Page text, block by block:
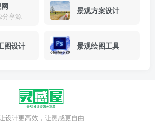
分享源
景观方案设计
图设计 景观绘图工具
设计更高效，让灵感更自由